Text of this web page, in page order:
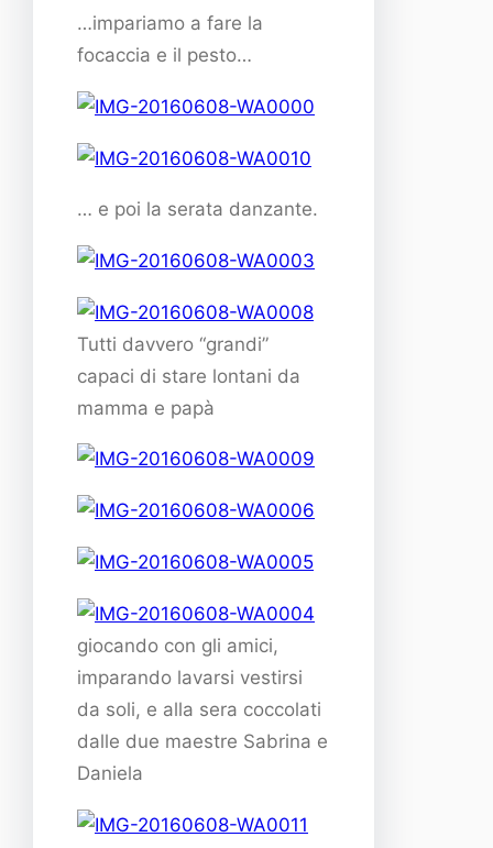
…impariamo a fare la
focaccia e il pesto…
… e poi la serata danzante.
Tutti davvero “grandi”
capaci di stare lontani da
mamma e papà
giocando con gli amici,
imparando lavarsi vestirsi
da soli, e alla sera coccolati
dalle due maestre Sabrina e
Daniela